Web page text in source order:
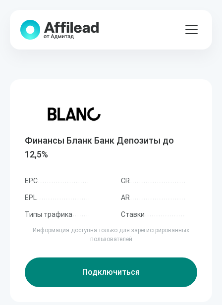
Финансы Бланк Банк Депозиты до
12,5%
EPC CR
EPL AR
Типы трафика Ставки
Информация доступна только для зарегистрированных
пользователей
Подключиться